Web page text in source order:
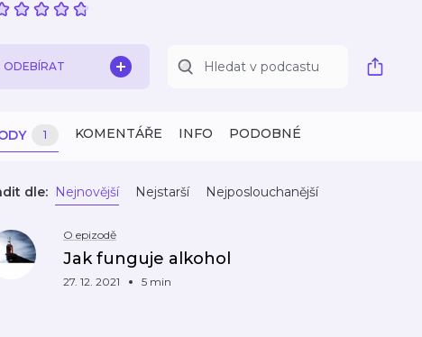
ODEBÍRAT
1 KOMENTÁŘE INFO PODOBNÉ
dle: Nejnovější Nejstarší Nejposlouchanější
O epizodě
Jak funguje alkohol
27. 12. 2021 5 min